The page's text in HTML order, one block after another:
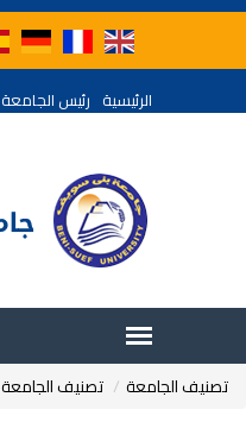
الرئيسية رئيس الجامعة
تصنيف الجامعة تصنيف الجامعة